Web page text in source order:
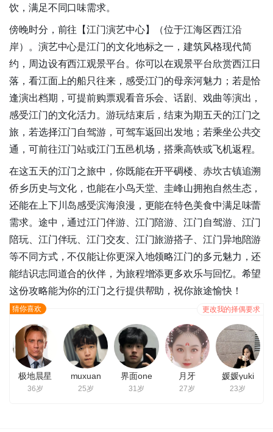
饮，满足不同口味需求。
傍晚时分，前往【江门演艺中心】（位于江海区西江沿
岸）。演艺中心是江门的文化地标之一，建筑风格现代简
约，周边设有西江观景平台。你可以在观景平台欣赏西江日
落，看江面上的船只往来，感受江门的母亲河魅力；若是恰
逢演出档期，可提前购票观看音乐会、话剧、戏曲等演出，
感受江门的文化活力。游玩结束后，结束为期五天的江门之
旅，若选择江门自驾游，可驾车返回出发地；若乘坐公共交
通，可前往江门站或江门五邑机场，搭乘高铁或飞机返程。
在这五天的江门之旅中，你既能在开平碉楼、赤坎古镇追溯
侨乡历史与文化，也能在小鸟天堂、圭峰山拥抱自然生态，
还能在上下川岛感受滨海浪漫，更能在特色美食中满足味蕾
需求。途中，通过江门伴游、江门陪游、江门自驾游、江门
陪玩、江门伴玩、江门交友、江门旅游搭子、江门异地陪游
等不同方式，不仅能让你更深入地领略江门的多元魅力，还
能结识志同道合的伙伴，为旅程增添更多欢乐与回忆。希望
这份攻略能为你的江门之行提供帮助，祝你旅途愉快！
猜你喜欢 更改我的择偶要求
极地晨星
36岁
muxuan
25岁
界面one
31岁
月牙
27岁
媛媛yuki
23岁